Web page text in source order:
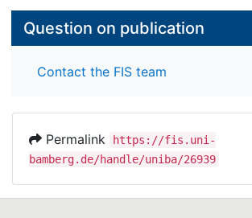
Question on publication
Contact the FIS team
Permalink
https://fis.uni-
bamberg.de/handle/uniba/26939